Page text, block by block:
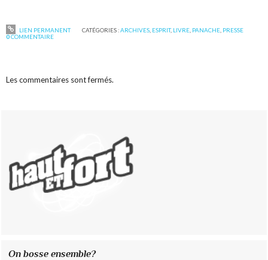
LIEN PERMANENT CATÉGORIES :ARCHIVES, ESPRIT, LIVRE, PANACHE, PRESSE
0COMMENTAIRE
Les commentaires sont fermés.
On bosse ensemble?